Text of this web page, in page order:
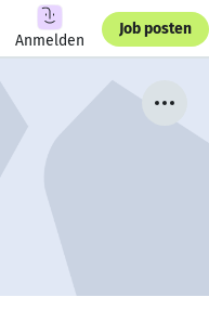
Anmelden
Job posten